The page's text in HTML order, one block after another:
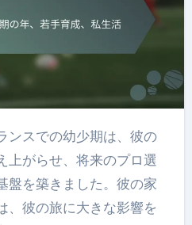
上がらせ、将来のプロ選
盤を築きました。彼の家
、彼の旅に大きな影響を